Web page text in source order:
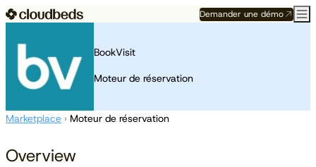
Demander une démo
BookVisit
Moteur de réservation
Marketplace › Moteur de réservation
Overview